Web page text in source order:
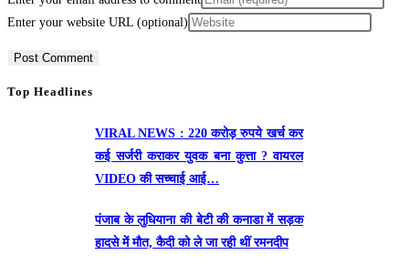
Enter your website URL (optional)
Top Headlines
VIRAL NEWS : 220 करोड़ रुपये खर्च कर
कई सर्जरी कराकर युवक बना कुत्ता ? वायरल
VIDEO की सच्चाई आई…
पंजाब के लुधियाना की बेटी की कनाडा में सड़क
हादसे में माैत, कैदी को ले जा रही थीं रमनदीप